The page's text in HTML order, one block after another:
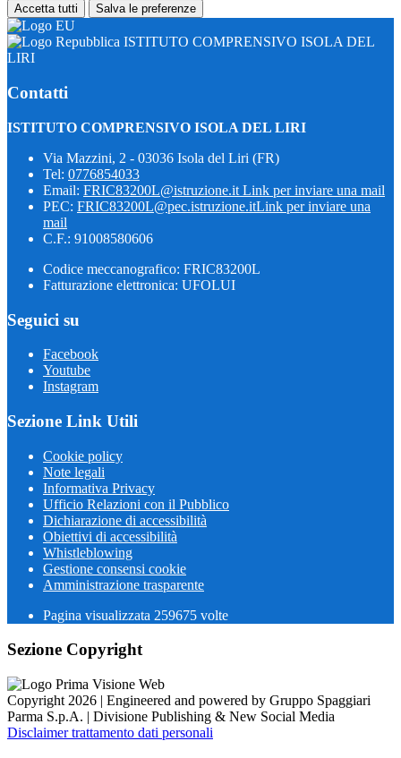
Accetta tutti Salva le preferenze
ISTITUTO COMPRENSIVO ISOLA DEL
LIRI
Contatti
ISTITUTO COMPRENSIVO ISOLA DEL LIRI
Via Mazzini, 2 - 03036 Isola del Liri (FR)
Tel: 0776854033
Email: FRIC83200L@istruzione.it Link per inviare una mail
PEC: FRIC83200L@pec.istruzione.itLink per inviare una
mail
C.F.: 91008580606
Codice meccanografico: FRIC83200L
Fatturazione elettronica: UFOLUI
Seguici su
Facebook
Youtube
Instagram
Sezione Link Utili
Cookie policy
Note legali
Informativa Privacy
Ufficio Relazioni con il Pubblico
Dichiarazione di accessibilità
Obiettivi di accessibilità
Whistleblowing
Gestione consensi cookie
Amministrazione trasparente
Pagina visualizzata 259675 volte
Sezione Copyright
Copyright 2026 | Engineered and powered by Gruppo Spaggiari
Parma S.p.A. | Divisione Publishing & New Social Media
Disclaimer trattamento dati personali